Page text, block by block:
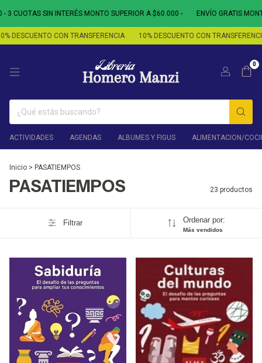
SIN INTERÉS MONTO SUPERIOR A $60.000 - ENVÍO GRATIS MONTO
CON TRANSFERENCIA 10% DESCUENTO CON TRANSFERENCIA
0
ACTIVIDADES AGENDAS ALBUMES Y FIGUS ALIMENTACION/
Inicio > PASATIEMPOS
PASATIEMPOS 23 productos
Filtrar Ordenar por:
Más vendidos